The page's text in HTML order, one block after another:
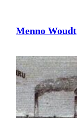
Menno Woudt